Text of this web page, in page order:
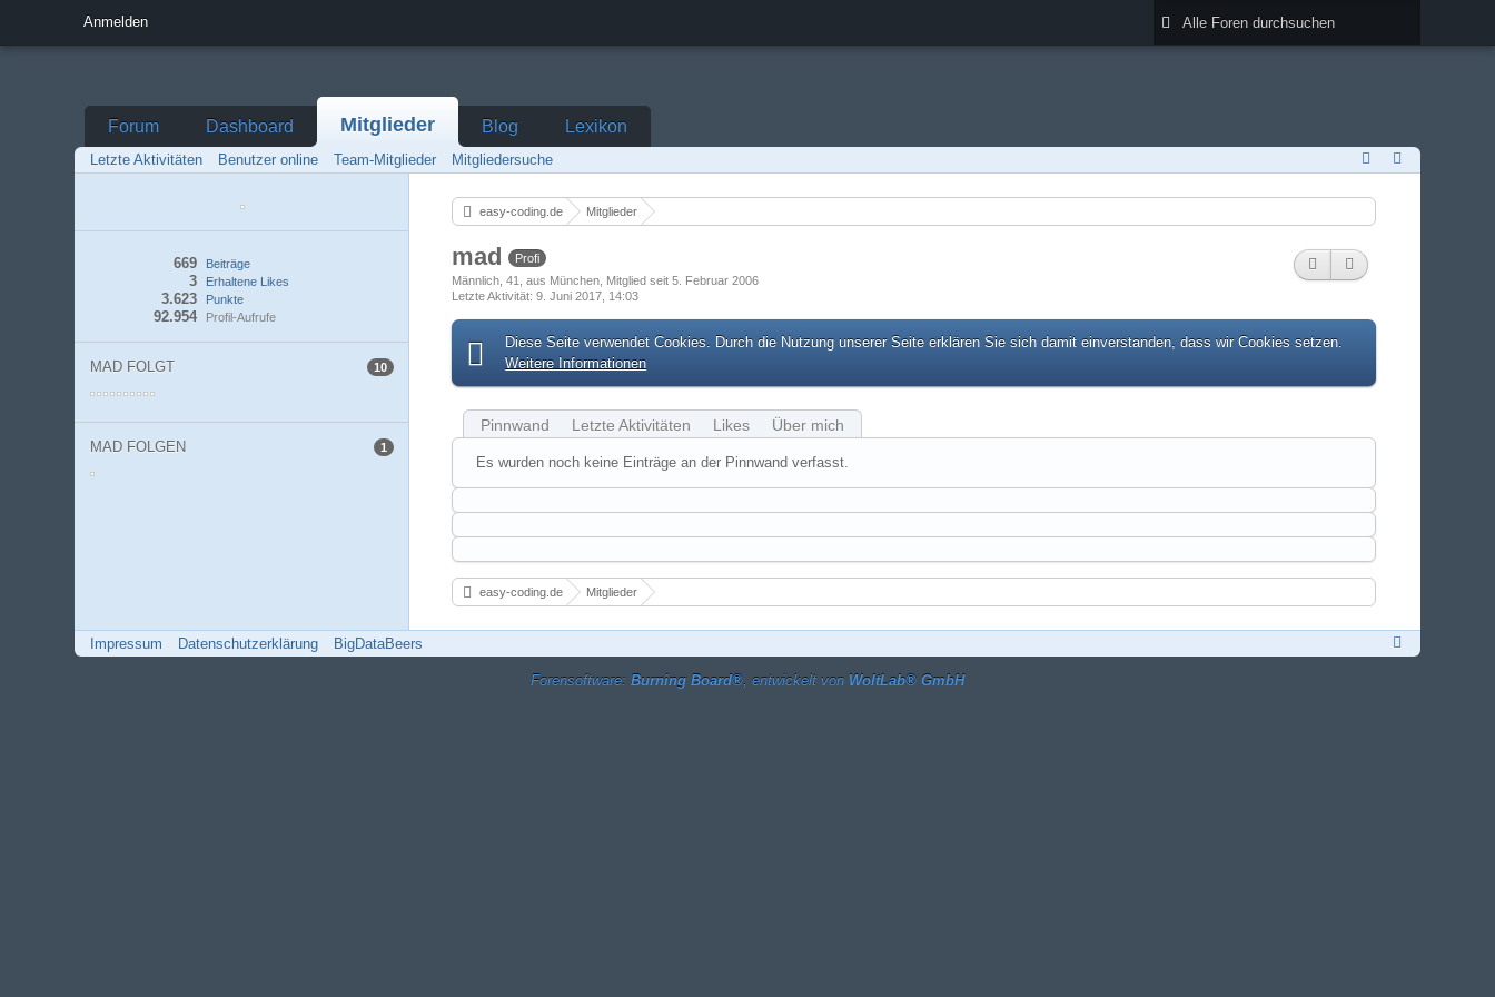
Anmelden
Forum Dashboard Mitglieder Blog Lexikon
Letzte Aktivitäten Benutzer online Team-Mitglieder Mitgliedersuche
Beiträge
669
Erhaltene Likes
3
Punkte
3.623
Profil-Aufrufe
92.954
MAD FOLGT 10
MAD FOLGEN 1
easy-coding.de Mitglieder
mad Profi
Männlich 41 aus München Mitglied seit 5. Februar 2006
Letzte Aktivität 9. Juni 2017, 14:03
Diese Seite verwendet Cookies. Durch die Nutzung unserer Seite erklären Sie sich damit einverstanden, dass wir Cookies setzen.
Weitere Informationen
Pinnwand Letzte Aktivitäten Likes Über mich
Es wurden noch keine Einträge an der Pinnwand verfasst.
easy-coding.de Mitglieder
Impressum Datenschutzerklärung BigDataBeers
Forensoftware: Burning Board®, entwickelt von WoltLab® GmbH